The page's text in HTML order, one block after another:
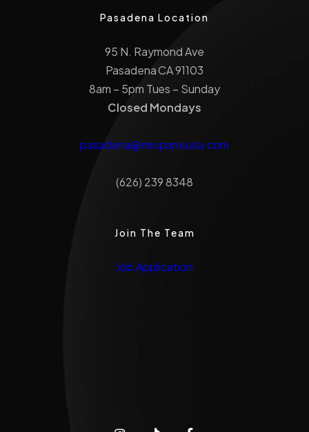
Pasadena Location
95 N. Raymond Ave
Pasadena CA 91103
8am – 5pm Tues – Sunday
Closed Mondays
pasadena@miopaneusa.com
(626) 239 8348
Join The Team
Job Application